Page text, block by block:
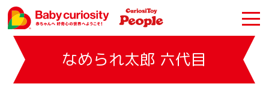
なめられ太郎 六代目